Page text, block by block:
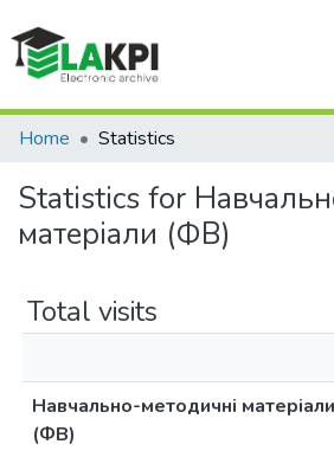
Communities & Collections
All of DSpace
Home Statistics
Statistics for
матеріали (ФВ)
Total visits
Навчально-методичні матеріали
(ФВ)